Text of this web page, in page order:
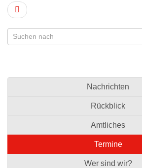
Nachrichten
Rückblick
Amtliches
Termine
Wer sind wir?